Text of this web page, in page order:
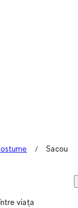
Sacou
viața